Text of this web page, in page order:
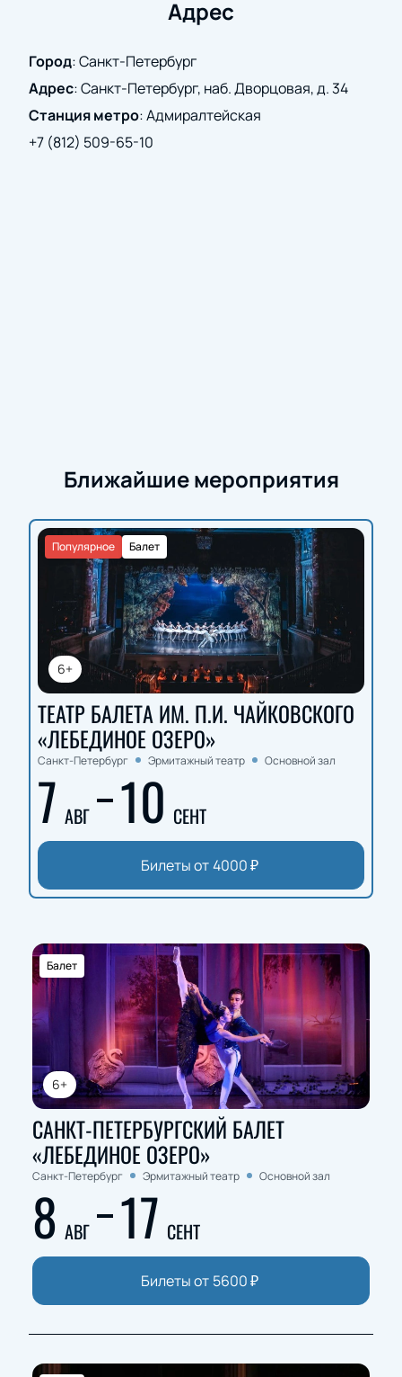
Адрес
Город:Санкт-Петербург
Адрес:Санкт-Петербург, наб. Дворцовая, д. 34
Станция метро:Адмиралтейская
+7 (812) 509-65-10
Ближайшие мероприятия
6+
Балет
Популярное
ТЕАТР БАЛЕТА ИМ. П.И. ЧАЙКОВСКОГО
«ЛЕБЕДИНОЕ ОЗЕРО»
Санкт-Петербург Эрмитажный театр Основной зал
7 АВГ 10 СЕНТ
Билеты от 4000₽
6+
Балет
САНКТ-ПЕТЕРБУРГСКИЙ БАЛЕТ
«ЛЕБЕДИНОЕ ОЗЕРО»
Санкт-Петербург Эрмитажный театр Основной зал
8 АВГ 17 СЕНТ
Билеты от 5600₽